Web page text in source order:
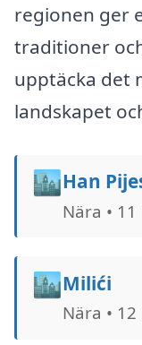
regionen ger
traditioner
upptäcka det
landskapet
🏙️Han
Nära • 11
🏙️Milići
Nära • 12